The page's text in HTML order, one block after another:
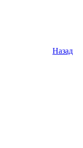
Назад